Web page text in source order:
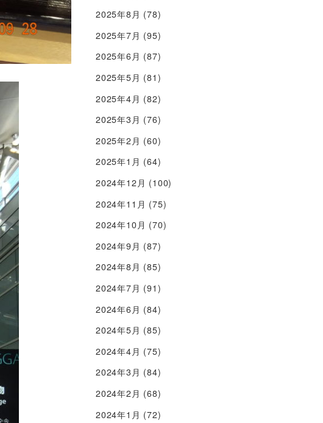
2025年8月 (78)
2025年7月 (95)
2025年6月 (87)
2025年5月 (81)
2025年4月 (82)
2025年3月 (76)
2025年2月 (60)
2025年1月 (64)
2024年12月 (100)
2024年11月 (75)
2024年10月 (70)
2024年9月 (87)
2024年8月 (85)
2024年7月 (91)
2024年6月 (84)
2024年5月 (85)
2024年4月 (75)
2024年3月 (84)
2024年2月 (68)
2024年1月 (72)